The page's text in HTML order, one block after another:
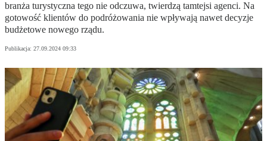
branża turystyczna tego nie odczuwa, twierdzą tamtejsi agenci. Na
gotowość klientów do podróżowania nie wpływają nawet decyzje
budżetowe nowego rządu.
Publikacja: 27.09.2024 09:33